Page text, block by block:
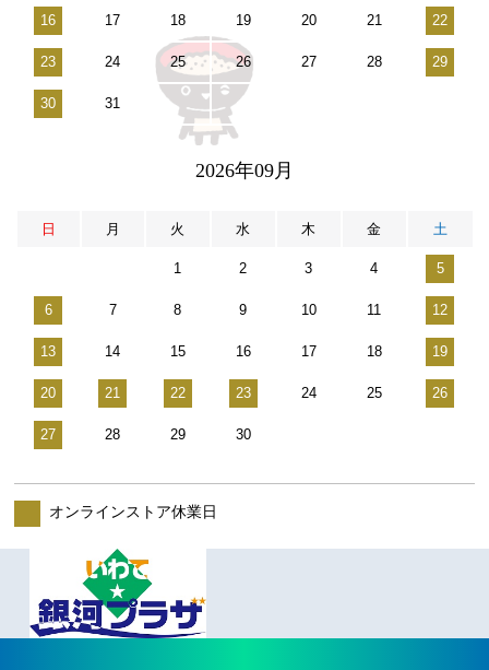
16 17 18 19 20 21 22
23 24 25 26 27 28 29
30 31
2026年09月
日 月 火 水 木 金 土
1 2 3 4 5
6 7 8 9 10 11 12
13 14 15 16 17 18 19
20 21 22 23 24 25 26
27 28 29 30
オンラインストア休業日